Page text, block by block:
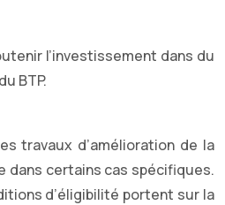
l’investissement dans du
BTP.
travaux d’amélioration de la
dans certains cas spécifiques.
d’éligibilité portent sur la